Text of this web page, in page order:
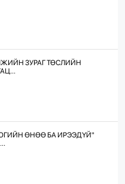
ЗУРАГ ТӨСЛИЙН
ӨНӨӨ БА ИРЭЭДҮЙ"